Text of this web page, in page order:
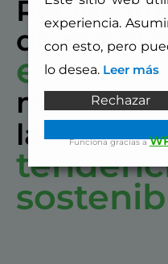
Recibe
de
eventos
las
experiencia.
con esto, pero
lo desea. Leer más
Rechazar
Funciona gracias a